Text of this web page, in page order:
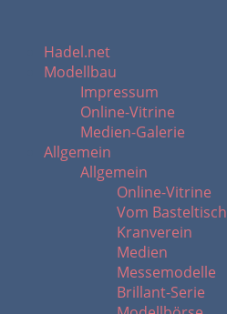
Hadel.net
Modellbau
Impressum
Online-Vitrine
Medien-Galerie
Allgemein
Allgemein
Online-Vitrine
Vom Basteltisch
Kranverein
Medien
Messemodelle
Brillant-Serie